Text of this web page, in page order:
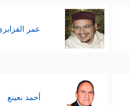
عمر
أحمد نعينع